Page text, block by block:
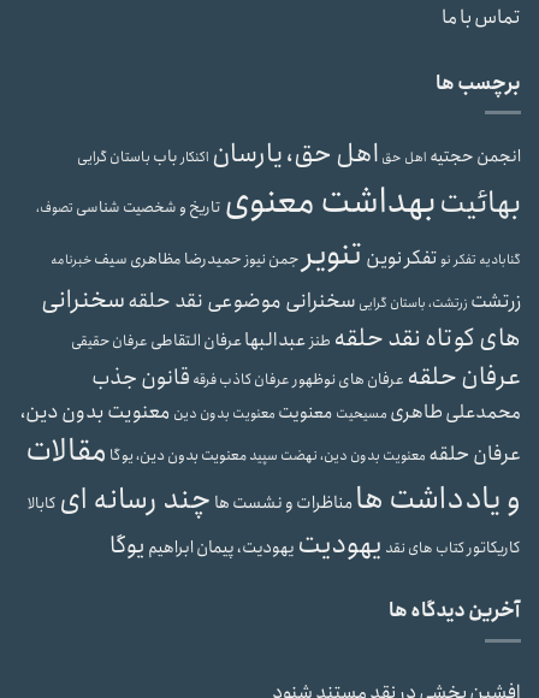
تماس با ما
برچسب ها
انجمن حجتیه اهل حق اهل حق، یارسان اکنکارباب باستان گرایی
بهائیتبهداشت معنوی تاریخ و شخصیت شناسی تصوف،
گنابادیه تفکر نوتفکر نوین تنویرجمن نیوزحمیدرضا مظاهری سیفخبرنامه
زرتشت زرتشت، باستان گرایی سخنرانی موضوعی نقد حلقهسخنرانی
های کوتاه نقد حلقه طنزعبدالبهاعرفان التقاطی عرفان حقیقی
عرفان حلقه عرفان های نوظهورعرفان کاذبفرقه قانون جذب
محمدعلی طاهری مسیحیت معنویت معنویت بدون دین معنویت بدون دین،
عرفان حلقه معنویت بدون دین، نهضت سپیدمعنویت بدون دین، یوگا مقالات
و یادداشت هامناظرات و نشست ها چند رسانه ای کابالا
کاریکاتورکتاب های نقد یهودیت یهودیت، پیمان ابراهیم یوگا
آخرین دیدگاه ها